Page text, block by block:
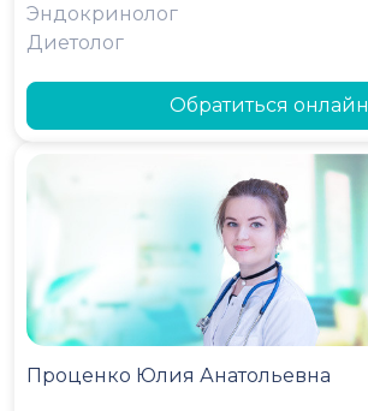
Эндокринолог
Диетолог
Обратиться онлайн
Проценко Юлия Анатольевна